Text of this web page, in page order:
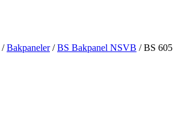
/Bakpaneler/BS Bakpanel NSVB / BS 605